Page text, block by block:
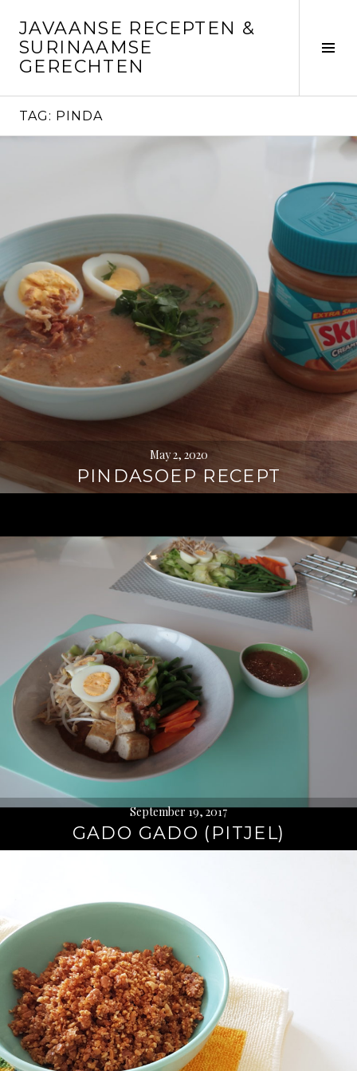
content
JAVAANSE RECEPTEN &
SURINAAMSE
GERECHTEN
TAG: PINDA
May 2, 2020
PINDASOEP RECEPT
September 19, 2017
GADO GADO (PITJEL)